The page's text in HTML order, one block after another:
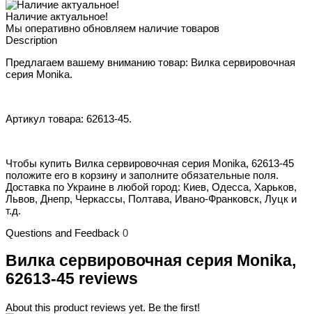
Наличие актуальное!
Мы оперативно обновляем наличие товаров
Description
Предлагаем вашему вниманию товар: Вилка сервировочная
серия Monika.
Артикул товара: 62613-45.
Чтобы купить Вилка сервировочная серия Monika, 62613-45
положите его в корзину и заполните обязательные поля.
Доставка по Украине в любой город: Киев, Одесса, Харьков,
Львов, Днепр, Черкассы, Полтава, Ивано-Франковск, Луцк и
т.д.
Questions and Feedback 0
Вилка сервировочная серия Monika,
62613-45 reviews
About this product reviews yet. Be the first!